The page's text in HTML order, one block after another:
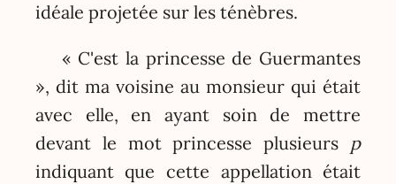
idéale projetée sur les ténèbres.
« C'est la princesse de Guermantes
», dit ma voisine au monsieur qui était
avec elle, en ayant soin de mettre
devant le mot princesse plusieurs p
indiquant que cette appellation était